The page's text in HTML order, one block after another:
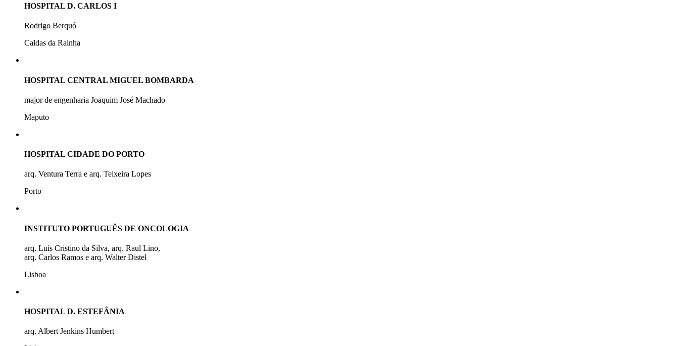
HOSPITAL D. CARLOS I
Rodrigo Berquó
Caldas da Rainha
HOSPITAL CENTRAL MIGUEL BOMBARDA
major de engenharia Joaquim José Machado
Maputo
HOSPITAL CIDADE DO PORTO
arq. Ventura Terra e arq. Teixeira Lopes
Porto
INSTITUTO PORTUGUÊS DE ONCOLOGIA
arq. Luís Cristino da Silva, arq. Raul Lino,
arq. Carlos Ramos e arq. Walter Distel
Lisboa
HOSPITAL D. ESTEFÂNIA
arq. Albert Jenkins Humbert